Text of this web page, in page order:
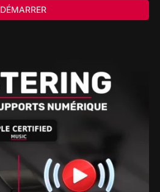
DÉMARRER